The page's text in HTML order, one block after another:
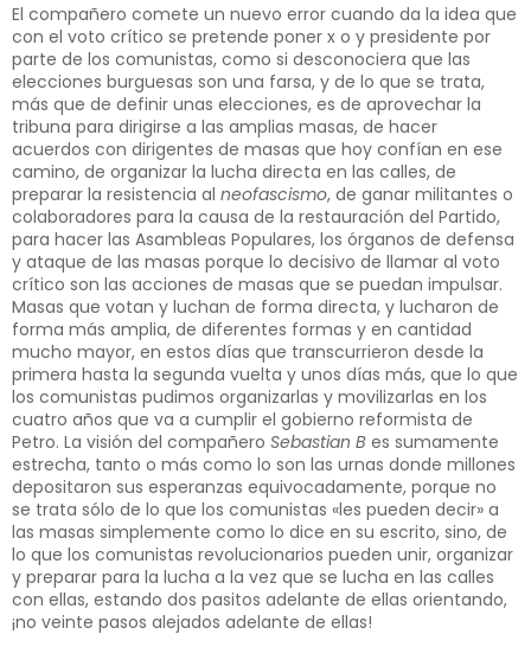
El compañero comete un nuevo error cuando da la idea que
con el voto crítico se pretende poner x o y presidente por
parte de los comunistas, como si desconociera que las
elecciones burguesas son una farsa, y de lo que se trata,
más que de definir unas elecciones, es de aprovechar la
tribuna para dirigirse a las amplias masas, de hacer
acuerdos con dirigentes de masas que hoy confían en ese
camino, de organizar la lucha directa en las calles, de
preparar la resistencia al neofascismo, de ganar militantes o
colaboradores para la causa de la restauración del Partido,
para hacer las Asambleas Populares, los órganos de defensa
y ataque de las masas porque lo decisivo de llamar al voto
crítico son las acciones de masas que se puedan impulsar.
Masas que votan y luchan de forma directa, y lucharon de
forma más amplia, de diferentes formas y en cantidad
mucho mayor, en estos días que transcurrieron desde la
primera hasta la segunda vuelta y unos días más, que lo que
los comunistas pudimos organizarlas y movilizarlas en los
cuatro años que va a cumplir el gobierno reformista de
Petro. La visión del compañero Sebastian B es sumamente
estrecha, tanto o más como lo son las urnas donde millones
depositaron sus esperanzas equivocadamente, porque no
se trata sólo de lo que los comunistas «les pueden decir» a
las masas simplemente como lo dice en su escrito, sino, de
lo que los comunistas revolucionarios pueden unir, organizar
y preparar para la lucha a la vez que se lucha en las calles
con ellas, estando dos pasitos adelante de ellas orientando,
¡no veinte pasos alejados adelante de ellas!